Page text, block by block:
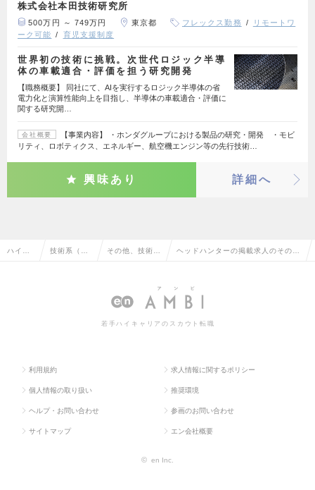
株式会社本田技術研究所
500万円 ～ 749万円 東京都 フレックス勤務
リモートワ
ーク可能
育児支援制度
世界初の技術に挑戦。次世代ロジック半導
体の車載適合・評価を担う研究開発
【職務概要】 同社にて、AIを実行するロジック半導体の省
電力化と演算性能向上を目指し、半導体の車載適合・評価に
関する研究開…
会社概要
【事業内容】 ・ホンダグループにおける製品の研究・開発 ・モビ
リティ、ロボティクス、エネルギー、航空機エンジン等の先行技術…
興味あり 詳細へ
ハイク 技術系（電 その他、技術系
半導体）
ヘッドハンターの掲載求人のその
の転職・求人情報一覧
若手ハイキャリアのスカウト転職
利用規約 求人情報に関するポリシー
個人情報の取り扱い 推奨環境
ヘルプ・お問い合わせ 参画のお問い合わせ
サイトマップ エン会社概要
© en Inc.